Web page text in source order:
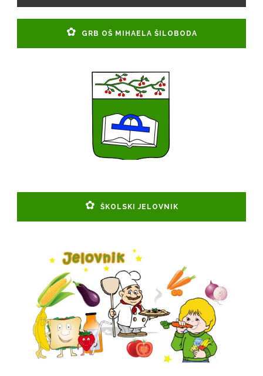
GRB OŠ MIHAELA ŠILOBODA
ŠKOLSKI JELOVNIK